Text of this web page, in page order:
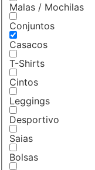
Malas / Mochilas
Conjuntos
Casacos
T-Shirts
Cintos
Leggings
Desportivo
Saias
Bolsas